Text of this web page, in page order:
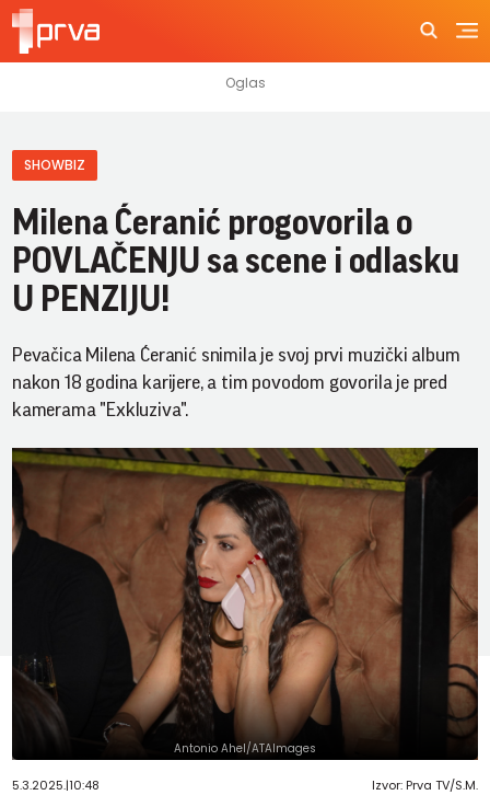
SHOWBIZ
Milena Ćeranić progovorila o
POVLAČENJU sa scene i odlasku
U PENZIJU!
Pevačica Milena Ćeranić snimila je svoj prvi muzički album
nakon 18 godina karijere, a tim povodom govorila je pred
kamerama "Exkluziva".
Antonio Ahel/ATAImages
5.3.2025.|10:48 Izvor: Prva TV/S.M.